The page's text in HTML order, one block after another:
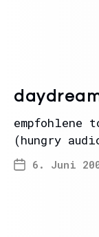
empfohlene
(hungry
6. Juni